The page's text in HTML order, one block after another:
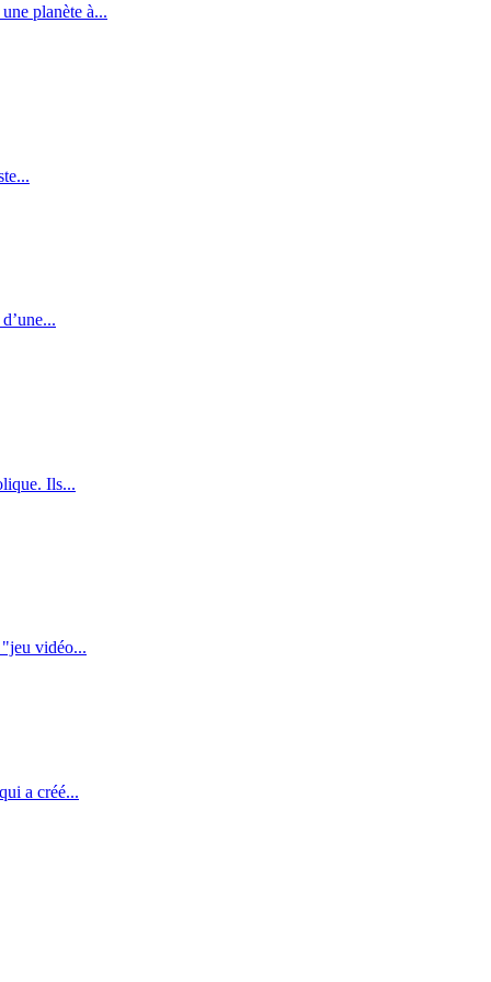
planète à...
Ils...
"jeu vidéo...
a créé...